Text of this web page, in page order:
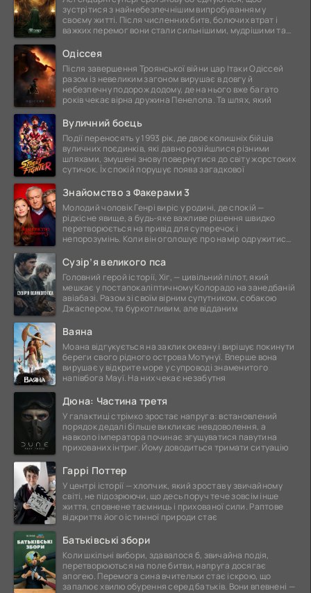
зустрітися з найнебезпечнішим випробуванням у
своєму житті. Після численних битв, болючих втрат і
важких перемог вони стали сильнішими, мудрішими та
Одіссея
Після завершення Троянської війни цар Ітаки Одіссей
разом із невеликим загоном вирушає в довгу й
небезпечну подорож додому, де на нього вже багато
років чекає вірна дружина Пенелопа. Та шлях, який
Вуличний боєць
Події переносять у 1993 рік, де двоє колишніх бійців
вуличних поєдинків, які давно розійшлися різними
шляхами, змушені знову повернутися до світу жорстоких
сутичок. Їх спокій порушує поява загадкової
Знайомство з Факерами 3
Молодий чоловік Генрі виріс у родині, де спокій —
рідкісне явище, а будь-яке важливе рішення швидко
перетворюється на привід для суперечок і
непорозумінь. Коли він оголошує про намір одружитися,
Сузір’я великого пса
Головний герой історії, Хіг, — цивільний пілот, який
мешкає у постапокаліптичному Колорадо на занедбаній
авіабазі. Разом зі своїм вірним супутником, собакою
Джаспером, та буркотливим, але відданим
Ваяна
Моана відгукується на заклик океану і вирішує покинути
береги свого рідного острова Мотунуї. Вперше вона
вирушає у відкрите море у супроводі знаменитого
напівбога Мауї. На них чекає незабутня
Дюна: Частина третя
У галактиці стрімко зростає напруга: встановлений
порядок дедалі більше викликає невдоволення, а
навколо імператора починає згущуватися павутина
прихованих інтриг. Йому доводиться тримати ситуацію
Гаррі Поттер
У центрі історії — хлопчик, який зростав у звичайному
світі, не підозрюючи, що десь поруч тече зовсім інше
життя, сповнене таємниць і прихованої сили. Раптове
відкриття його істинної природи стає
Батьківські збори
Коли шкільні вибори, здавалося б, звичайна подія,
перетворюються на поле битви, напруга досягає
апогею. Перемога сина вчительки стає іскрою, що
запалює хвилю обурення серед батьків. Вони впевнені —